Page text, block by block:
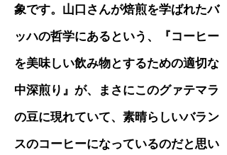
象です。山口さんが焙煎を学ばれたバ
ッハの哲学にあるという、『コーヒー
を美味しい飲み物とするための適切な
中深煎り』が、まさにこのグァテマラ
の豆に現れていて、素晴らしいバラン
スのコーヒーになっているのだと思い